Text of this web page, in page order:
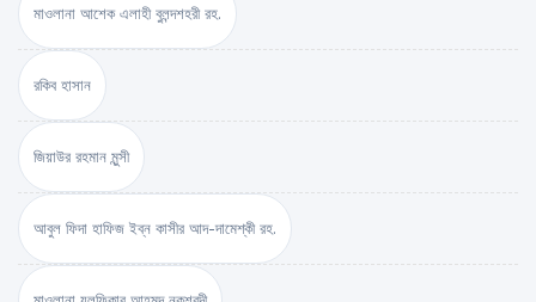
মাওলানা আশেক এলাহী বুলন্দশহরী রহ.
রকিব হাসান
জিয়াউর রহমান মুন্সী
আবুল ফিদা হাফিজ ইব্‌ন কাসীর আদ-দামেশ্‌কী রহ.